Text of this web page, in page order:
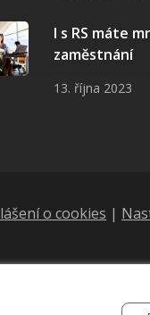
I s RS máte
zaměstnání
13. října 2023
o cookies |